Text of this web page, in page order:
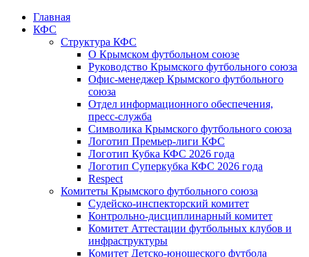
Главная
КФС
Структура КФС
О Крымском футбольном союзе
Руководство Крымского футбольного союза
Офис-менеджер Крымского футбольного
союза
Отдел информационного обеспечения,
пресс-служба
Символика Крымского футбольного союза
Логотип Премьер-лиги КФС
Логотип Кубка КФС 2026 года
Логотип Суперкубка КФС 2026 года
Respect
Комитеты Крымского футбольного союза
Судейско-инспекторский комитет
Контрольно-дисциплинарный комитет
Комитет Аттестации футбольных клубов и
инфраструктуры
Комитет Детско-юношеского футбола